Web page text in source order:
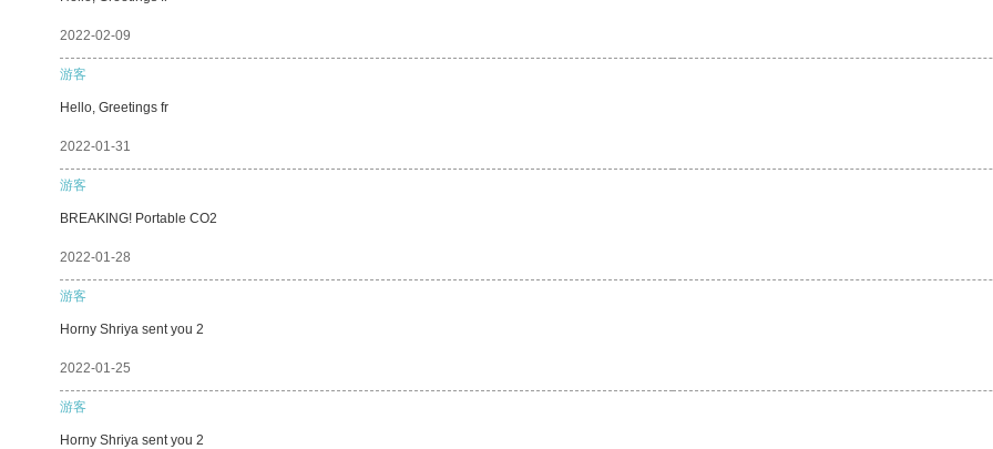
2022-02-09
游客
Hello, Greetings fr
2022-01-31
游客
BREAKING! Portable CO2
2022-01-28
游客
Horny Shriya sent you 2
2022-01-25
游客
Horny Shriya sent you 2